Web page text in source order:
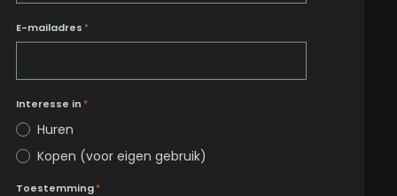
E-mailadres *
Interesse in *
Huren
Kopen (voor eigen gebruik)
Toestemming*